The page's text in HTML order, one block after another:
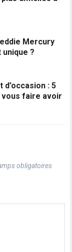
Mercury
?
: 5
vous faire avoir
obligatoires